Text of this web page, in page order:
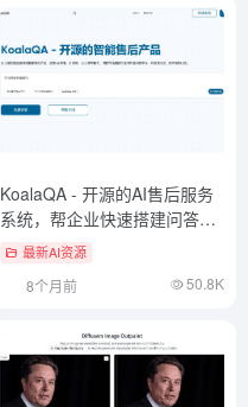
KoalaQA - 开源的AI售后服务
系统，帮企业快速搭建问答平
台 最新AI资源
8个月前 50.8K